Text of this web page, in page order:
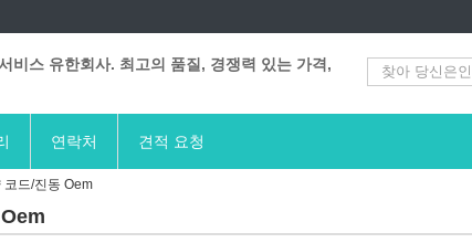
비스 유한회사. 최고의 품질, 경쟁력 있는 가격,
연락처 견적 요청
드/진동 Oem